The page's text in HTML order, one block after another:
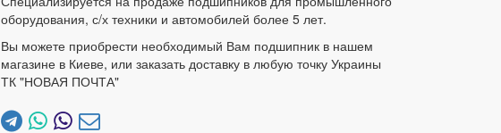
оборудования, с/х техники и автомобилей более 5 лет.
Вы можете приобрести необходимый Вам подшипник в нашем
магазине в Киеве, или заказать доставку в любую точку Украины
ТК "НОВАЯ ПОЧТА"